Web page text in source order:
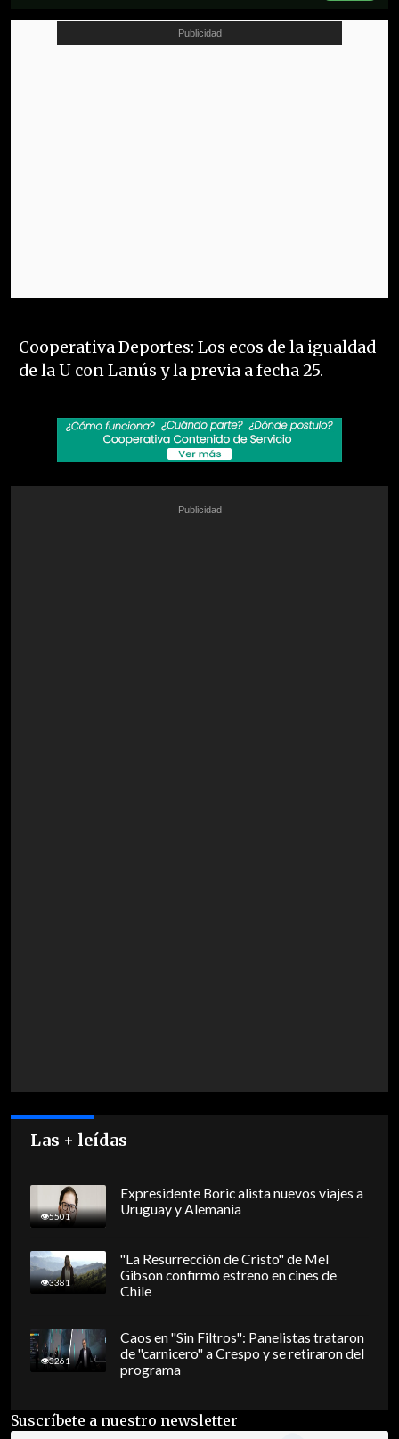
Cooperativa Deportes: Los ecos de la igualdad
de la U con Lanús y la previa a fecha 25.
Las + leídas
5501
Expresidente Boric alista nuevos viajes a
Uruguay y Alemania
3381
"La Resurrección de Cristo" de Mel
Gibson confirmó estreno en cines de
Chile
3261
Caos en "Sin Filtros": Panelistas trataron
de "carnicero" a Crespo y se retiraron del
programa
Suscríbete a nuestro newsletter